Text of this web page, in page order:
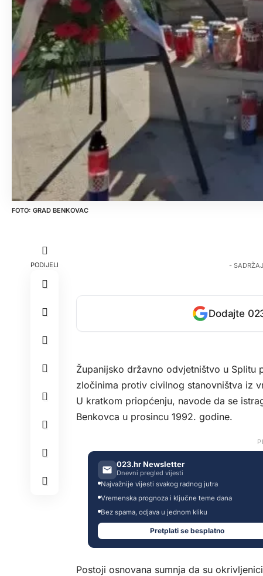
GRAD BENKOVAC
PODIJELI -
Dodajte
Županijsko državno odvjetništvo u Splitu
zločinima protiv civilnog stanovništva iz
U kratkom priopćenju, navode da se
Benkovca u prosincu 1992. godine.
023.hr Newsletter
Dnevni pregled vijesti
Najvažnije vijesti svakog radnog jutra
Vremenska prognoza i ključne teme dana
Bez spama, odjava u jednom kliku
Pretplati se besplatno
Postoji osnovana sumnja da su